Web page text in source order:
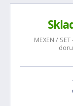
MEXEN /